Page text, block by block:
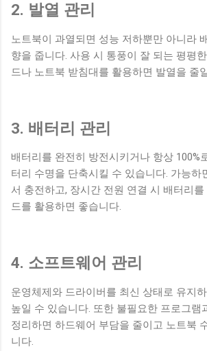
은 습관이지만 전체적인 생활 패턴에 영향
2. 발열 관리
노트북이 과열되면 성능 저하뿐만 아니라
향을 줍니다. 사용 시 통풍이 잘 되는 평평
드나 노트북 받침대를 활용하면 발열을 줄
3. 배터리 관리
배터리를 완전히 방전시키거나 항상 100%
터리 수명을 단축시킬 수 있습니다. 가능하
서 충전하고, 장시간 전원 연결 시 배터리
드를 활용하면 좋습니다.
4. 소프트웨어 관리
운영체제와 드라이버를 최신 상태로 유지
높일 수 있습니다. 또한 불필요한 프로그램
정리하면 하드웨어 부담을 줄이고 노트북
니다.